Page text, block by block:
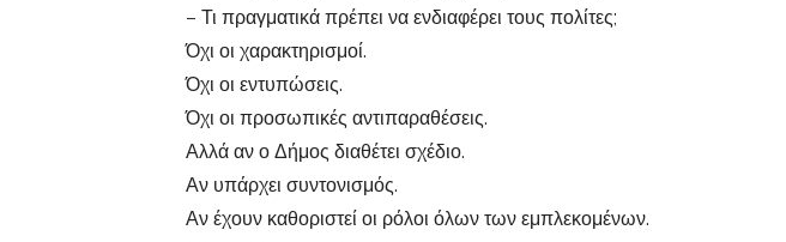
– Τι πραγματικά πρέπει να ενδιαφέρει τους πολίτες;
Όχι οι χαρακτηρισμοί.
Όχι οι εντυπώσεις.
Όχι οι προσωπικές αντιπαραθέσεις.
Αλλά αν ο Δήμος διαθέτει σχέδιο.
Αν υπάρχει συντονισμός.
Αν έχουν καθοριστεί οι ρόλοι όλων των εμπλεκομένων.